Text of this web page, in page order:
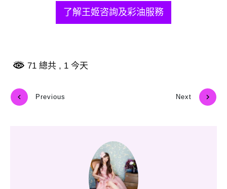
了解王姬咨詢及彩油服務
71 總共 , 1 今天
Previous Next